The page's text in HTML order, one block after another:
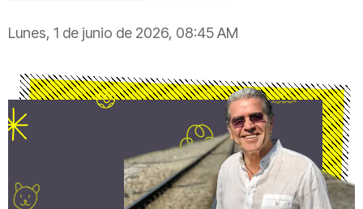
Lunes, 1 de junio de 2026, 08:45 AM